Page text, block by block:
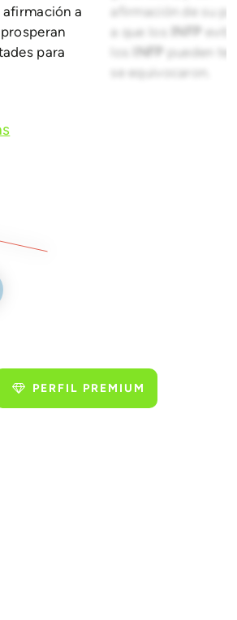
afirmación a
para
afirmación de su
a que los
INFP
INFP pueden
se equivocaron.
PERFIL PREMIUM